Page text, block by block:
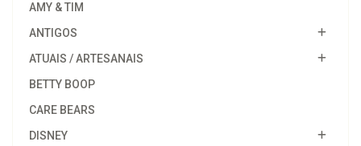
AMY & TIM
ANTIGOS
ATUAIS / ARTESANAIS
BETTY BOOP
CARE BEARS
DISNEY